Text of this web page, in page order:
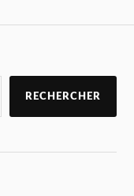
RECHERCHER